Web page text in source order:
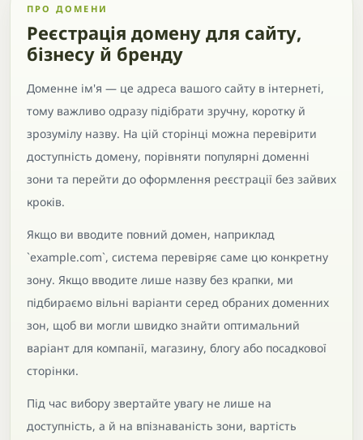
ПРО ДОМЕНИ
Реєстрація домену для сайту,
бізнесу й бренду
Доменне ім'я — це адреса вашого сайту в інтернеті,
тому важливо одразу підібрати зручну, коротку й
зрозумілу назву. На цій сторінці можна перевірити
доступність домену, порівняти популярні доменні
зони та перейти до оформлення реєстрації без зайвих
кроків.
Якщо ви вводите повний домен, наприклад
`example.com`, система перевіряє саме цю конкретну
зону. Якщо вводите лише назву без крапки, ми
підбираємо вільні варіанти серед обраних доменних
зон, щоб ви могли швидко знайти оптимальний
варіант для компанії, магазину, блогу або посадкової
сторінки.
Під час вибору звертайте увагу не лише на
доступність, а й на впізнаваність зони, вартість